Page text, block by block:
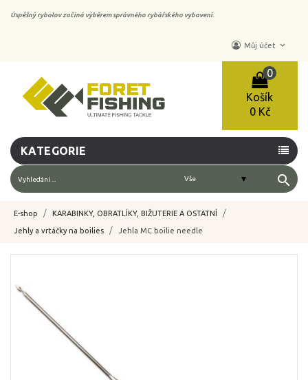
Úspěšný rybolov začíná výběrem správného rybářského vybavení.
Můj účet keyboard_arrow_down
Košík
0
0 Kč
KATEGORIE
search
E-shop KARABINKY, OBRATLÍKY, BIŽUTERIE A OSTATNÍ
Jehly a vrtáčky na boilies Jehla MC boilie needle